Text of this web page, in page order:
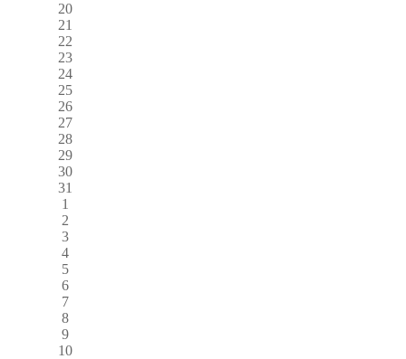
20
21
22
23
24
25
26
27
28
29
30
31
1
2
3
4
5
6
7
8
9
10